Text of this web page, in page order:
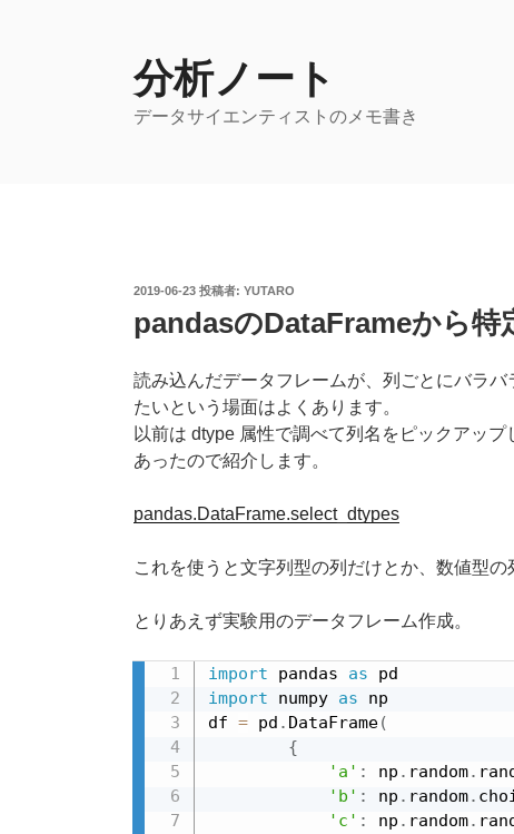
分析ノート
データサイエンティストのメモ書き
投
日:
2019-06-23 投稿者: YUTARO
pandasのDataFrameから特
読み込んだデータフレームが、列ごとにバラ
たいという場面はよくあります。
以前は dtype 属性で調べて列名をピックアッ
あったので紹介します。
pandas.DataFrame.select_dtypes
これを使うと文字列型の列だけとか、数値型の
とりあえず実験用のデータフレーム作成。
import pandas as
import numpy as np
df = pd . DataFrame(
{
'a' : np . random.
'b' : np . random.
'c' : np . random.